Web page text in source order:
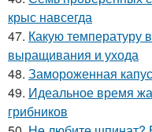
крыс навсегда
47. Какую температуру
выращивания и ухода
48. Замороженная
49. Идеальное время
грибников